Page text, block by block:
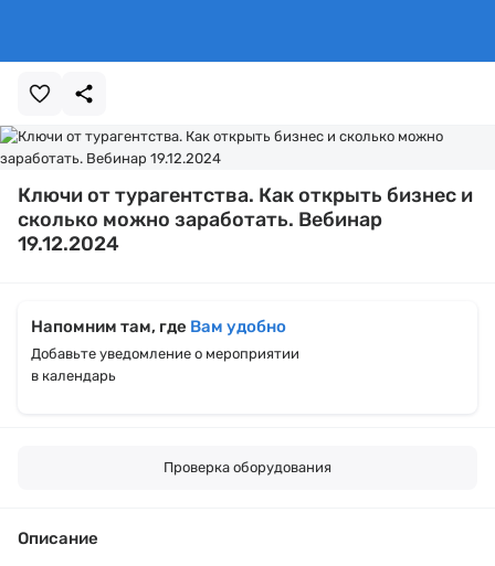
Ключи от турагентства. Как открыть бизнес и
сколько можно заработать. Вебинар
19.12.2024
Напомним там, где Вам удобно
Добавьте уведомление о мероприятии
в календарь
Проверка оборудования
Описание